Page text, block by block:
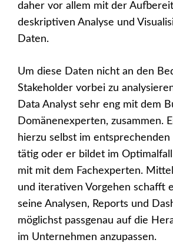
daher vor allem mit der
deskriptiven Analyse und
Daten.
Um diese Daten nicht an den
Stakeholder vorbei zu
Data Analyst sehr eng mit dem
Domänenexperten, zusammen.
hierzu selbst im entsprechenden
tätig oder er bildet im Optimalfall
mit mit dem Fachexperten.
und iterativen Vorgehen schafft
seine Analysen, Reports und
möglichst passgenau auf die
im Unternehmen anzupassen.